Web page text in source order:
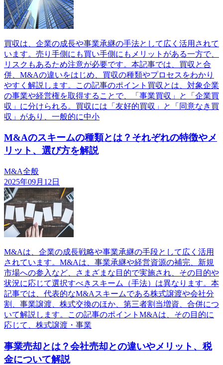
買収は、企業の成長や事業承継の手法として広く活用されて
います。売り手側にも買い手側にもメリットがある一方で、
リスクもあるため注意が必要です。本記事では、買収と合
併、M&Aの違いをはじめ、買収の種類やプロセスをわかり
やすく解説します。この記事のポイント買収とは、対象企業
の事業や経営権を取得することで、「事業買収」と「企業買
収」に分けられる。買収には「友好的買収」と「同意なき買
収」があり、一般的に中小
M&Aのスキームの種類とは？それぞれの特徴やメ
リット、選び方を解説
M&A全般
2025年09月12日
M&Aは、企業の成長戦略や事業承継の手段として広く活用
されています。M&Aは、事業承継や経営資源の補完、新規
市場への参入など、さまざまな目的で実施され、その目的や
状況に応じて選択すべきスキーム（手法）は異なります。本
記事では、代表的なM&Aスキームである株式譲渡や会社分
割、事業譲渡、株式交換のほか、第三者割当増資、合併につ
いて解説します。この記事のポイントM&Aは、その目的に
応じて、株式譲渡・事業
事業売却とは？会社売却との違いやメリット、税
金について解説